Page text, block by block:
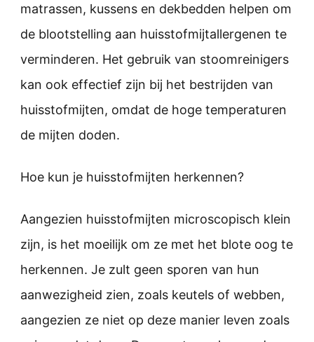
matrassen, kussens en dekbedden helpen om
de blootstelling aan huisstofmijtallergenen te
verminderen. Het gebruik van stoomreinigers
kan ook effectief zijn bij het bestrijden van
huisstofmijten, omdat de hoge temperaturen
de mijten doden.
Hoe kun je huisstofmijten herkennen?
Aangezien huisstofmijten microscopisch klein
zijn, is het moeilijk om ze met het blote oog te
herkennen. Je zult geen sporen van hun
aanwezigheid zien, zoals keutels of webben,
aangezien ze niet op deze manier leven zoals